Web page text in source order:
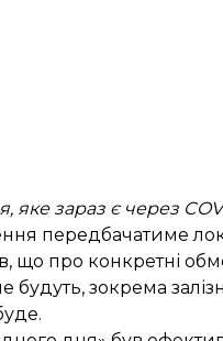
яке зараз є через
передбачатиме
, що про конкретні
зокрема